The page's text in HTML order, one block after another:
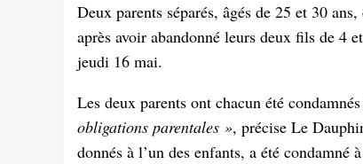
Deux parents séparés, âgés de 25 et 30
après avoir abandonné leurs deux fils de 4
jeudi 16 mai.
Les deux parents ont chacun été
obligations parentales », précise Le
donnés à l’un des enfants, a été condamné